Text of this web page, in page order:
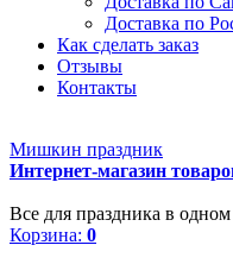
Доставка по
Как сделать заказ
Отзывы
Контакты
Мишкин праздник
Интернет-магазин
Все для праздника в одном
Корзина: 0